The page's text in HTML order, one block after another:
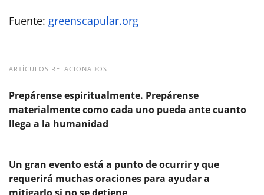
Fuente: greenscapular.org
ARTÍCULOS RELACIONADOS
Prepárense espiritualmente. Prepárense
materialmente como cada uno pueda ante cuanto
llega a la humanidad
Un gran evento está a punto de ocurrir y que
requerirá muchas oraciones para ayudar a